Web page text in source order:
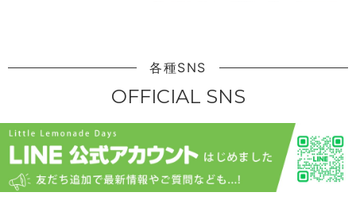
各種SNS
OFFICIAL SNS